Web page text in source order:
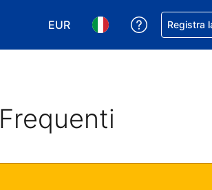
EUR
Scegli la tua valuta. Valuta
Scegli la tua lingua.
Ricevi
Registra